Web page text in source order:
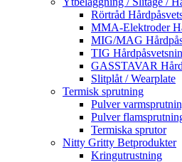
Rörtråd
MMA-Elektroder
MIG/MAG
TIG
GASSTAVAR
Slitplåt / Wearplate
Termisk sprutning
Pulver
Pulver
Termiska sprutor
Nitty Gritty Betprodukter
Kringutrustning